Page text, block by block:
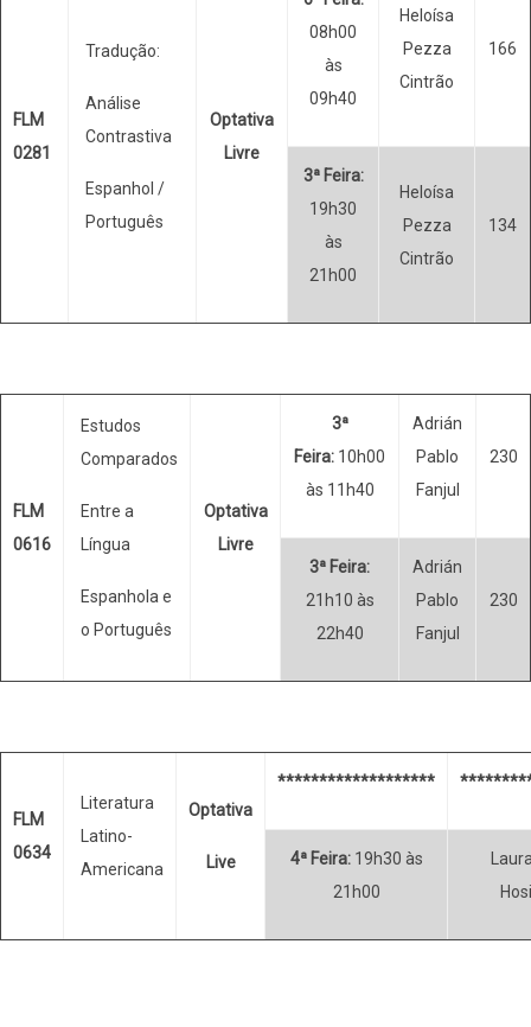
FLM
0281
Tradução:
Análise
Contrastiva
Espanhol /
Português
Optativa
Livre
08h00
às
09h40
Heloísa
Pezza
Cintrão
166
3ª Feira:
19h30
às
21h00
Heloísa
Pezza
Cintrão
134
FLM
0616
Estudos
Comparados
Entre a
Língua
Espanhola e
o Português
Optativa
Livre
3ª
Feira: 10h00
às 11h40
Adrián
Pablo
Fanjul
230
3ª Feira:
21h10 às
22h40
Adrián
Pablo
Fanjul
230
FLM
0634
Literatura
Latino-
Americana
Optativa
Live
*******************
4ª Feira:19h30 às
21h00